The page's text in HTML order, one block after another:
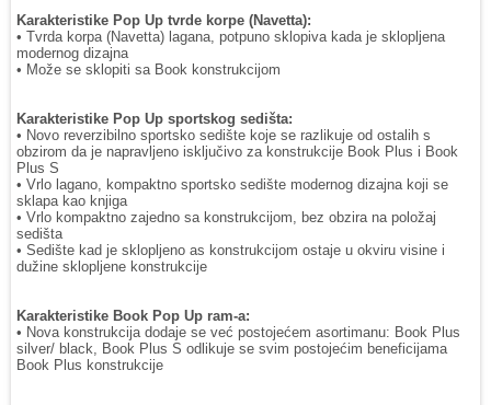
Karakteristike Pop Up tvrde korpe (Navetta):
• Tvrda korpa (Navetta) lagana, potpuno sklopiva kada je sklopljena
modernog dizajna
• Može se sklopiti sa Book konstrukcijom
Karakteristike Pop Up sportskog sedišta:
• Novo reverzibilno sportsko sedište koje se razlikuje od ostalih s
obzirom da je napravljeno isključivo za konstrukcije Book Plus i Book
Plus S
• Vrlo lagano, kompaktno sportsko sedište modernog dizajna koji se
sklapa kao knjiga
• Vrlo kompaktno zajedno sa konstrukcijom, bez obzira na položaj
sedišta
• Sedište kad je sklopljeno as konstrukcijom ostaje u okviru visine i
dužine sklopljene konstrukcije
Karakteristike Book Pop Up ram-a:
• Nova konstrukcija dodaje se već postojećem asortimanu: Book Plus
silver/ black, Book Plus S odlikuje se svim postojećim beneficijama
Book Plus konstrukcije